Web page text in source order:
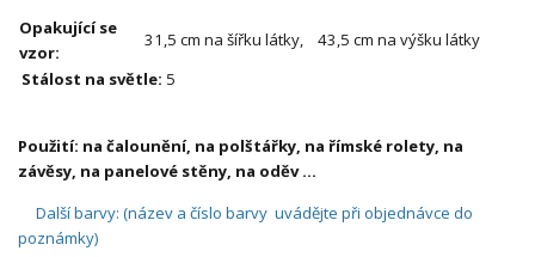
Opakující se
vzor:
31,5 cm na šířku látky, 43,5 cm na výšku látky
Stálost na světle: 5
Použití: na čalounění, na polštářky, na římské rolety, na
závěsy, na panelové stěny, na oděv ...
Další barvy: (název a číslo barvy uvádějte při objednávce do
poznámky)